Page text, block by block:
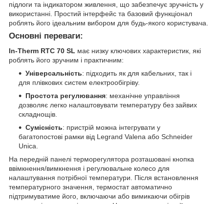
підлоги та індикатором живлення, що забезпечує зручність у
використанні. Простий інтерфейс та базовий функціонал
роблять його ідеальним вибором для будь-якого користувача.
Основні переваги:
In-Therm RTC 70 SL має низку ключових характеристик, які
роблять його зручним і практичним:
Універсальність: підходить як для кабельних, так і
для плівкових систем електрообігріву.
Простота регулювання: механічне управління
дозволяє легко налаштовувати температуру без зайвих
складнощів.
Сумісність: пристрій можна інтегрувати у
багатопостові рамки від Legrand Valena або Schneider
Unica.
На передній панелі терморегулятора розташовані кнопка
ввімкнення/вимкнення і регулювальне колесо для
налаштування потрібної температури. Після встановлення
температурного значення, термостат автоматично
підтримуватиме його, включаючи або вимикаючи обігрів